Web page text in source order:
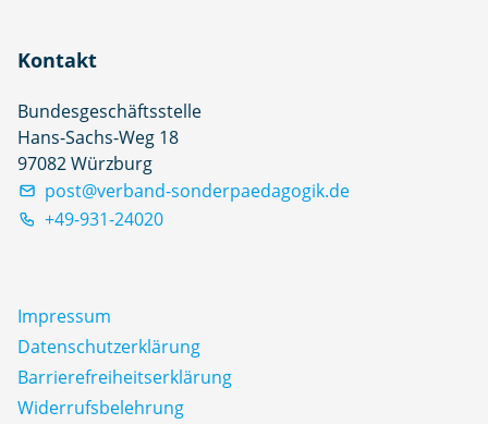
Kontakt
Bundesgeschäftsstelle
Hans-Sachs-Weg 18
97082 Würzburg
post@verband-sonderpaedagogik.de
+49-931-24020
Impressum
Datenschutz­erklärung
Barrierefreiheitserklärung
Widerrufsbelehrung